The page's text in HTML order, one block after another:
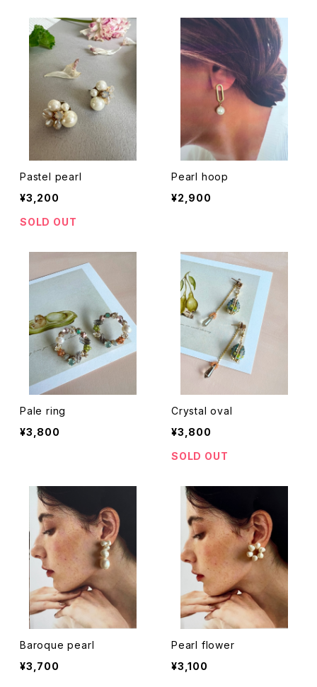
Pastel pearl
¥3,200
SOLD OUT
Pearl hoop
¥2,900
Pale ring
¥3,800
Crystal oval
¥3,800
SOLD OUT
Baroque pearl
¥3,700
Pearl flower
¥3,100